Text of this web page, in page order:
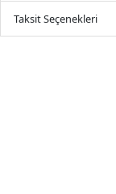
Taksit Seçenekleri